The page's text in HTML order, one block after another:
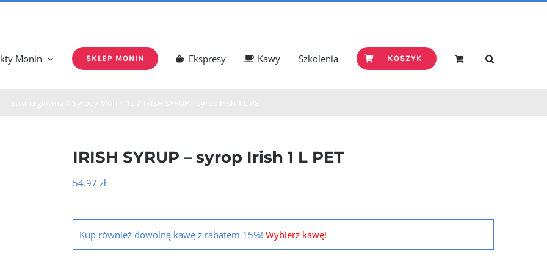
Monin SKLEP MONIN Ekspresy Kawy Szkolenia KOSZYK
IRISH SYRUP – syrop Irish 1 L PET
54.97 zł
Kup również dowolną kawę z rabatem 15%! Wybierz kawę!